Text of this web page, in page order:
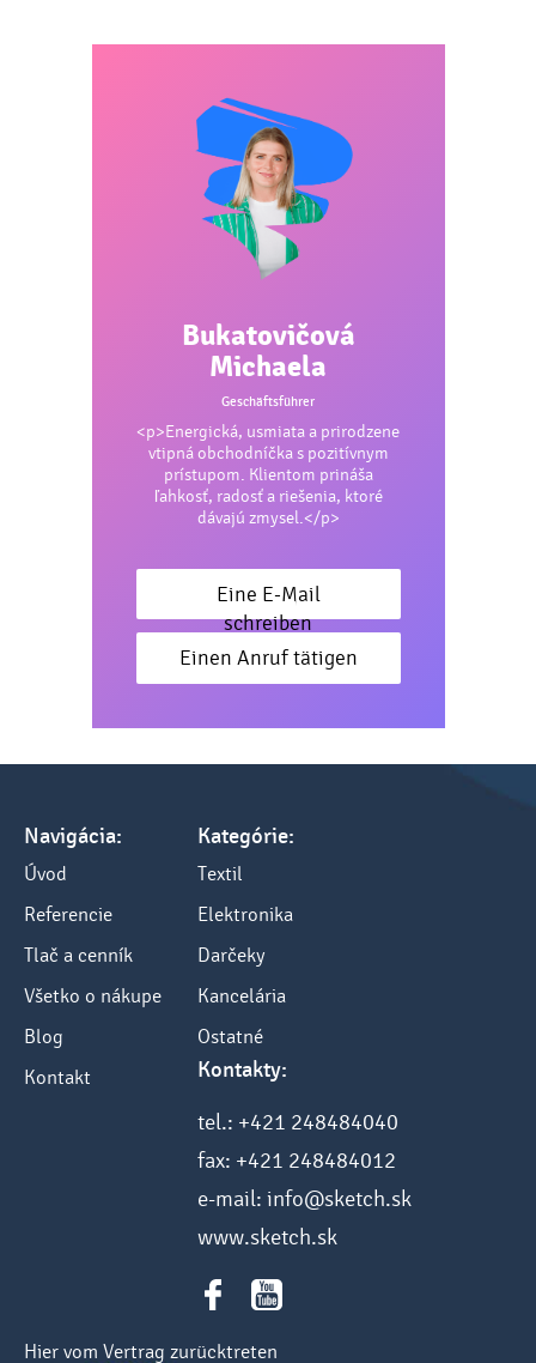
Bukatovičová
Michaela
Geschäftsführer
<p>Energická, usmiata a prirodzene
vtipná obchodníčka s pozitívnym
prístupom. Klientom prináša
ľahkosť, radosť a riešenia, ktoré
dávajú zmysel.</p>
Eine E-Mail
schreiben
Einen Anruf tätigen
Navigácia:
Úvod
Referencie
Tlač a cenník
Všetko o nákupe
Blog
Kontakt
Kategórie:
Textil
Elektronika
Darčeky
Kancelária
Ostatné
Kontakty:
tel.: +421 248484040
fax: +421 248484012
e-mail: info@sketch.sk
www.sketch.sk
Hier vom Vertrag zurücktreten